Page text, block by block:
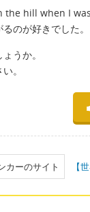
the hill when I
のが好きでした。
うか。
。
カーのサイト 【